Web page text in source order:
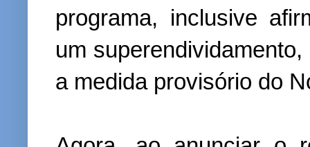
programa, inclusive
um
a medida provisório do